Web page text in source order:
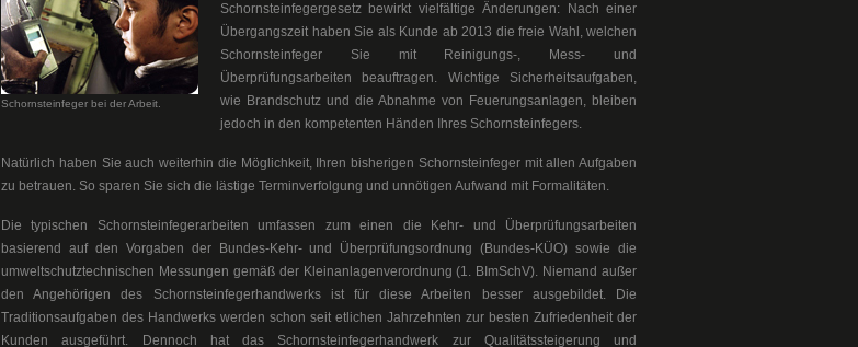
Schornsteinfeger bei der Arbeit.
Schornsteinfegergesetz bewirkt vielfältige Änderungen: Nach einer
Übergangszeit haben Sie als Kunde ab 2013 die freie Wahl, welchen
Schornsteinfeger Sie mit Reinigungs-, Mess- und
Überprüfungsarbeiten beauftragen. Wichtige Sicherheitsaufgaben,
wie Brandschutz und die Abnahme von Feuerungsanlagen, bleiben
jedoch in den kompetenten Händen Ihres Schornsteinfegers.
Natürlich haben Sie auch weiterhin die Möglichkeit, Ihren bisherigen Schornsteinfeger mit allen Aufgaben
zu betrauen. So sparen Sie sich die lästige Terminverfolgung und unnötigen Aufwand mit Formalitäten.
Die typischen Schornsteinfegerarbeiten umfassen zum einen die Kehr- und Überprüfungsarbeiten
basierend auf den Vorgaben der Bundes-Kehr- und Überprüfungsordnung (Bundes-KÜO) sowie die
umweltschutztechnischen Messungen gemäß der Kleinanlagenverordnung (1. BImSchV). Niemand außer
den Angehörigen des Schornsteinfegerhandwerks ist für diese Arbeiten besser ausgebildet. Die
Traditionsaufgaben des Handwerks werden schon seit etlichen Jahrzehnten zur besten Zufriedenheit der
Kunden ausgeführt. Dennoch hat das Schornsteinfegerhandwerk zur Qualitätssteigerung und